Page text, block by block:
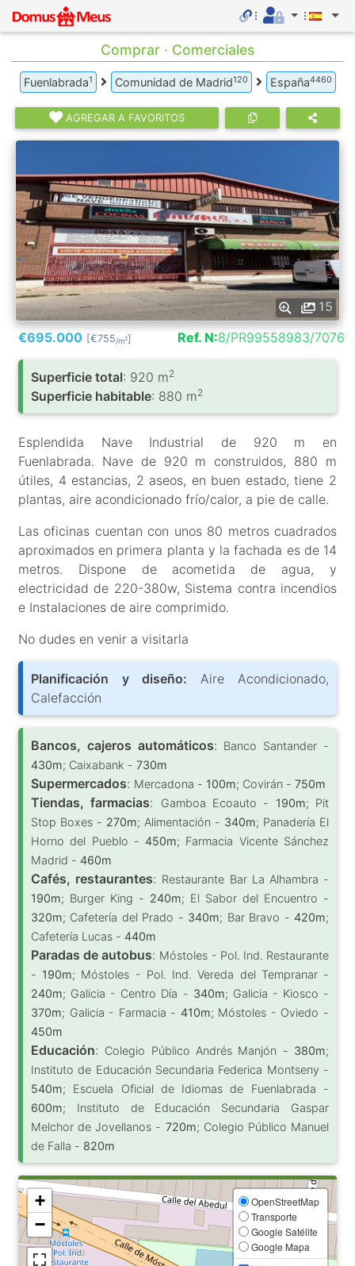
Comprar · Comerciales
Fuenlabrada1 Comunidad de Madrid120 España4460
AGREGAR A FAVORITOS
15
€695.000 [€755/m2] Ref. N:8/PR99558983/7076
Superficie total: 920 m2
Superficie habitable: 880 m2
Esplendida Nave Industrial de 920 m en
Fuenlabrada. Nave de 920 m construidos, 880 m
útiles, 4 estancias, 2 aseos, en buen estado, tiene 2
plantas, aire acondicionado frío/calor, a pie de calle.
Las oficinas cuentan con unos 80 metros cuadrados
aproximados en primera planta y la fachada es de 14
metros. Dispone de acometida de agua, y
electricidad de 220-380w, Sistema contra incendios
e Instalaciones de aire comprimido.
No dudes en venir a visitarla
Planificación y diseño: Aire Acondicionado,
Calefacción
Bancos, cajeros automáticos: Banco Santander -
430m; Caixabank - 730m
Supermercados: Mercadona - 100m; Covirán - 750m
Tiendas, farmacias: Gamboa Ecoauto - 190m; Pit
Stop Boxes - 270m; Alimentación - 340m; Panadería El
Horno del Pueblo -450m; Farmacia Vicente Sánchez
Madrid - 460m
Cafés, restaurantes: Restaurante Bar La Alhambra -
190m; Burger King - 240m; El Sabor del Encuentro -
320m; Cafetería del Prado - 340m; Bar Bravo -420m;
Cafetería Lucas - 440m
Paradas de autobus: Móstoles - Pol. Ind. Restaurante
- 190m; Móstoles - Pol. Ind. Vereda del Tempranar -
240m; Galicia - Centro Día - 340m; Galicia - Kiosco -
370m; Galicia - Farmacia - 410m; Móstoles - Oviedo -
450m
Educación: Colegio Público Andrés Manjón - 380m;
Instituto de Educación Secundaria Federica Montseny -
540m; Escuela Oficial de Idiomas de Fuenlabrada -
600m; Instituto de Educación Secundaria Gaspar
Melchor de Jovellanos - 720m; Colegio Público Manuel
de Falla - 820m
+
−
OpenStreetMap
Transporte
Google Satélite
Google Mapa